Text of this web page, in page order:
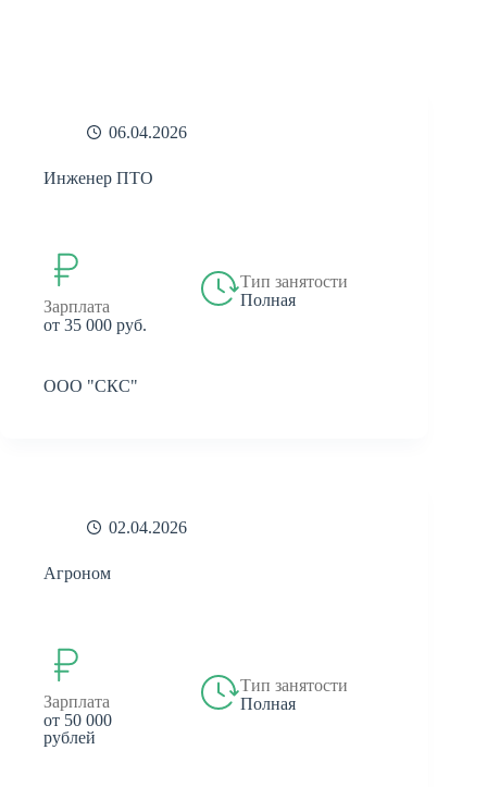
06.04.2026
Инженер ПТО
Зарплата
от 35 000 руб.
Тип занятости
Полная
ООО "СКС"
02.04.2026
Агроном
Зарплата
от 50 000
рублей
Тип занятости
Полная